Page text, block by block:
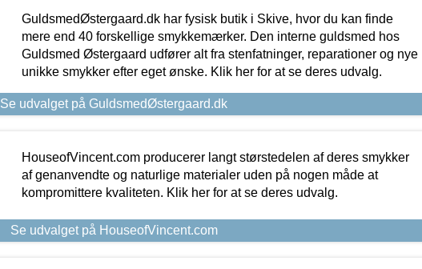
GuldsmedØstergaard.dk har fysisk butik i Skive, hvor du kan finde
mere end 40 forskellige smykkemærker. Den interne guldsmed hos
Guldsmed Østergaard udfører alt fra stenfatninger, reparationer og nye
unikke smykker efter eget ønske. Klik her for at se deres udvalg.
Se udvalget på GuldsmedØstergaard.dk
HouseofVincent.com producerer langt størstedelen af deres smykker
af genanvendte og naturlige materialer uden på nogen måde at
kompromittere kvaliteten. Klik her for at se deres udvalg.
Se udvalget på HouseofVincent.com